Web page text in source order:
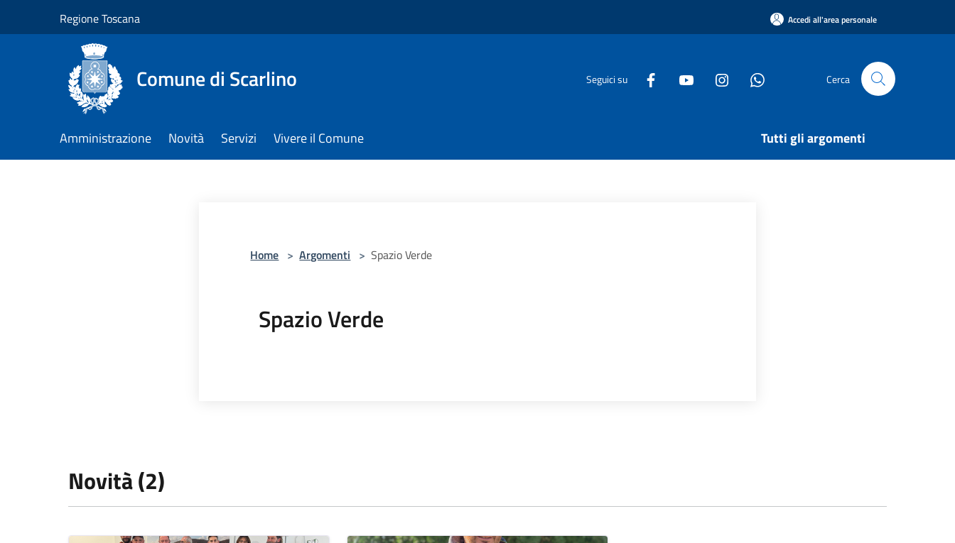
Regione Toscana Accedi all'area personale
Comune di Scarlino Seguici su Cerca
Amministrazione Novità Servizi Vivere il Comune Tutti gli argomenti
Home > Argomenti > Spazio Verde
Spazio Verde
Novità (2)